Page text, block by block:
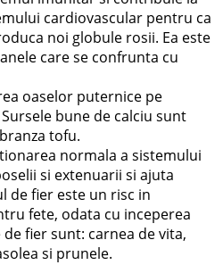
cardiovascular pentru ca
noi globule rosii. Ea este
care se confrunta cu
oaselor puternice pe
bune de calciu sunt
tofu.
normala a sistemului
si extenuarii si ajuta
de fier este un risc in
fete, odata cu inceperea
fier sunt: carnea de vita,
si prunele.